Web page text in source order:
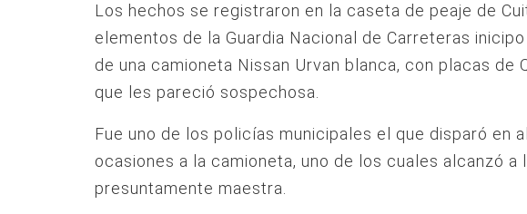
Los hechos se registraron en la caseta de peaje de
elementos de la Guardia Nacional de Carreteras
de una camioneta Nissan Urvan blanca, con placas de
que les pareció sospechosa.
Fue uno de los policías municipales el que disparó en
ocasiones a la camioneta, uno de los cuales alcanzó a
presuntamente maestra.